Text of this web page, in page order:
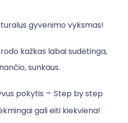
gyvenimo vyksmas!
kažkas labai sudėtinga,
sunkaus.
pokytis -Step by step
gali eiti kiekviena!